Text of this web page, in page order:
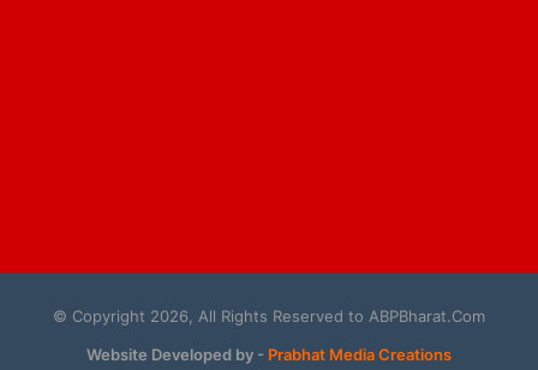
© Copyright 2026, All Rights Reserved to ABPBharat.Com
Website Developed by - Prabhat Media Creations